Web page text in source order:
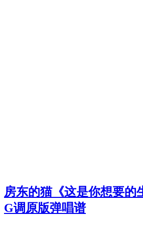
房东的猫《这是你想要的
G调原版弹唱谱